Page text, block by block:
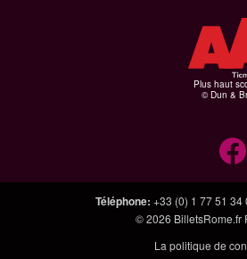
Plus haut
© Dun &
Téléphone: +33 (0) 1 77 51 34
© 2026 BilletsRome.fr
La politique de